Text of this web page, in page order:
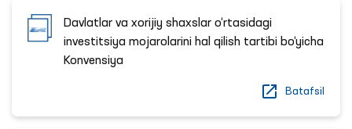
Davlatlar va xorijiy shaxslar o‘rtasidagi
investitsiya mojarolarini hal qilish tartibi bo‘yicha
Konvensiya
Batafsil